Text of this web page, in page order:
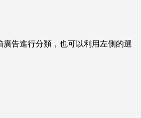
告進行分類，也可以利用左側的選